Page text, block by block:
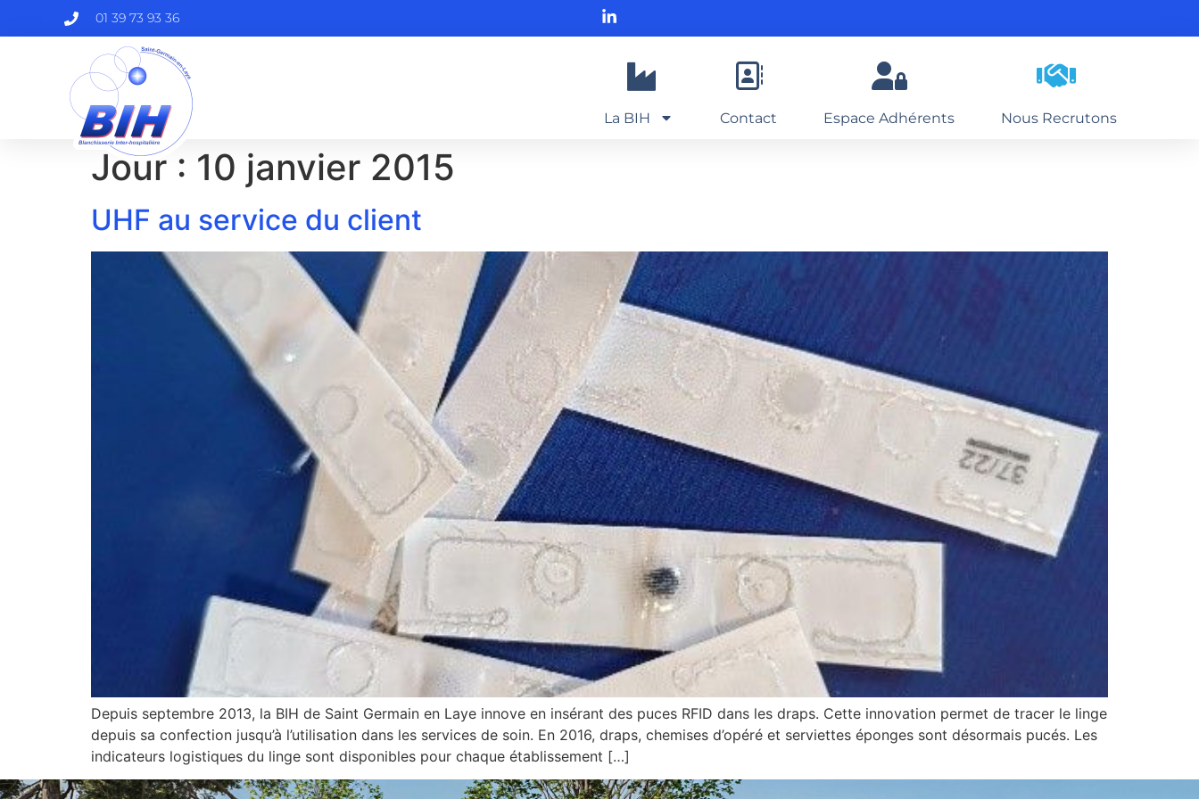
01 39 73 93 36
La BIH Contact Espace Adhérents Nous Recrutons
Jour : 10 janvier 2015
UHF au service du client
Depuis septembre 2013, la BIH de Saint Germain en Laye innove en insérant des puces RFID dans les draps. Cette innovation permet de tracer le linge
depuis sa confection jusqu’à l’utilisation dans les services de soin. En 2016, draps, chemises d’opéré et serviettes éponges sont désormais pucés. Les
indicateurs logistiques du linge sont disponibles pour chaque établissement […]